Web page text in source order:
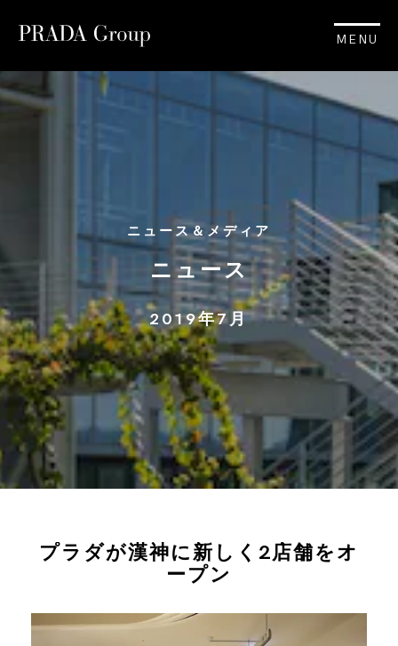
MENU
ニュース＆メディア
ニュース
2019年7月
プラダが漢神に新しく2店舗をオ
ープン